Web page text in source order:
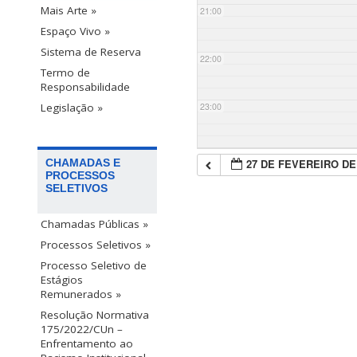
Mais Arte »
Espaço Vivo »
Sistema de Reserva
Termo de
Responsabilidade
Legislação »
CHAMADAS E
PROCESSOS
SELETIVOS
Chamadas Públicas »
Processos Seletivos »
Processo Seletivo de
Estágios
Remunerados »
Resolução Normativa
175/2022/CUn –
Enfrentamento ao
21:00
22:00
23:00
27 DE FEVEREIRO